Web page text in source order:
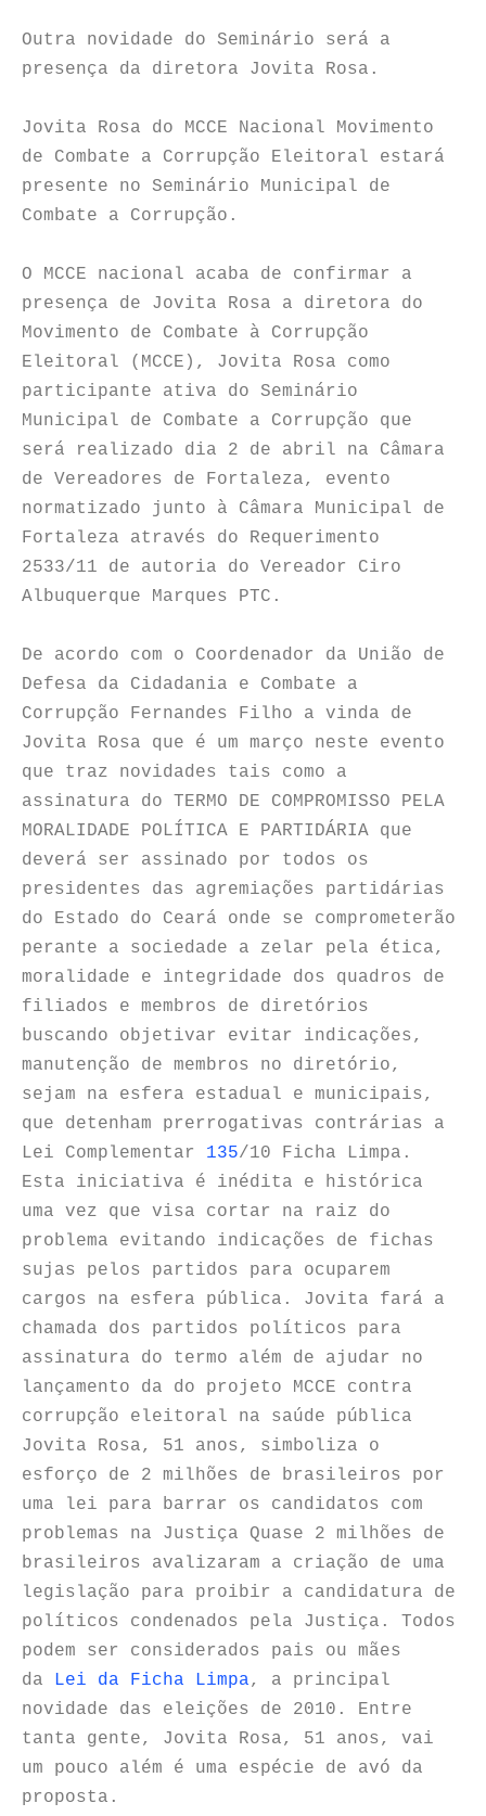
Outra novidade do Seminário será a
presença da diretora Jovita Rosa.
Jovita Rosa do MCCE Nacional Movimento
de Combate a Corrupção Eleitoral estará
presente no Seminário Municipal de
Combate a Corrupção.
O MCCE nacional acaba de confirmar a
presença de Jovita Rosa a diretora do
Movimento de Combate à Corrupção
Eleitoral (MCCE), Jovita Rosa como
participante ativa do Seminário
Municipal de Combate a Corrupção que
será realizado dia 2 de abril na Câmara
de Vereadores de Fortaleza, evento
normatizado junto à Câmara Municipal de
Fortaleza através do Requerimento
2533/11 de autoria do Vereador Ciro
Albuquerque Marques PTC.
De acordo com o Coordenador da União de
Defesa da Cidadania e Combate a
Corrupção Fernandes Filho a vinda de
Jovita Rosa que é um março neste evento
que traz novidades tais como a
assinatura do TERMO DE COMPROMISSO PELA
MORALIDADE POLÍTICA E PARTIDÁRIA que
deverá ser assinado por todos os
presidentes das agremiações partidárias
do Estado do Ceará onde se comprometerão
perante a sociedade a zelar pela ética,
moralidade e integridade dos quadros de
filiados e membros de diretórios
buscando objetivar evitar indicações,
manutenção de membros no diretório,
sejam na esfera estadual e municipais,
que detenham prerrogativas contrárias a
Lei Complementar 135/10 Ficha Limpa.
Esta iniciativa é inédita e histórica
uma vez que visa cortar na raiz do
problema evitando indicações de fichas
sujas pelos partidos para ocuparem
cargos na esfera pública. Jovita fará a
chamada dos partidos políticos para
assinatura do termo além de ajudar no
lançamento da do projeto MCCE contra
corrupção eleitoral na saúde pública
Jovita Rosa, 51 anos, simboliza o
esforço de 2 milhões de brasileiros por
uma lei para barrar os candidatos com
problemas na Justiça Quase 2 milhões de
brasileiros avalizaram a criação de uma
legislação para proibir a candidatura de
políticos condenados pela Justiça. Todos
podem ser considerados pais ou mães
da Lei da Ficha Limpa, a principal
novidade das eleições de 2010. Entre
tanta gente, Jovita Rosa, 51 anos, vai
um pouco além é uma espécie de avó da
proposta.